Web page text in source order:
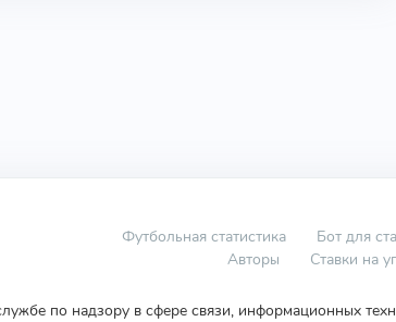
Футбольная статистика Бот для
Авторы
Ставки на
по надзору в сфере связи, информационных